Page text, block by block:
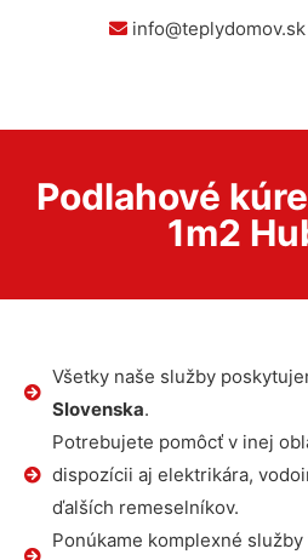
info@teplydomov.sk
Podlahové
1m2
Všetky naše služby
Slovenska.
Potrebujete pomôcť v inej
dispozícii aj elektrikára,
ďalších remeselníkov.
Ponúkame komplexné